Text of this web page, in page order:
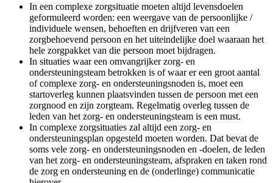
In een complexe zorgsituatie moeten altijd levensdoelen
geformuleerd worden: een weergave van de persoonlijke /
individuele wensen, behoeften en drijfveren van een
zorgbehoevend persoon en het uiteindelijke doel waaraan het
hele zorgpakket van die persoon moet bijdragen.
In situaties waar een omvangrijker zorg- en
ondersteuningsteam betrokken is of waar er een groot aantal
of complexe zorg- en ondersteuningsnoden is, moet een
startoverleg kunnen plaatsvinden tussen de persoon met een
zorgnood en zijn zorgteam. Regelmatig overleg tussen de
leden van het zorg- en ondersteuningsteam is een must.
In complexe zorgsituaties zal altijd een zorg- en
ondersteuningsplan opgesteld moeten worden. Dat bevat de
soms vele zorg- en ondersteuningsnoden en -doelen, de leden
van het zorg- en ondersteuningsteam, afspraken en taken rond
de zorg en ondersteuning en de (onderlinge) communicatie